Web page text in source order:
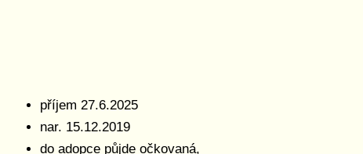
příjem 27.6.2025
nar. 15.12.2019
do adopce půjde očkovaná,